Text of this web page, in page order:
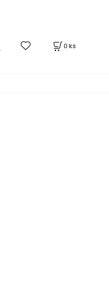
0 ks